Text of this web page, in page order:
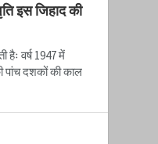
इस जिहाद की
हैः वर्ष 1947 में
पांच दशकों की काल